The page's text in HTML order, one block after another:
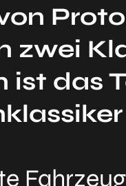
zwei
ist das